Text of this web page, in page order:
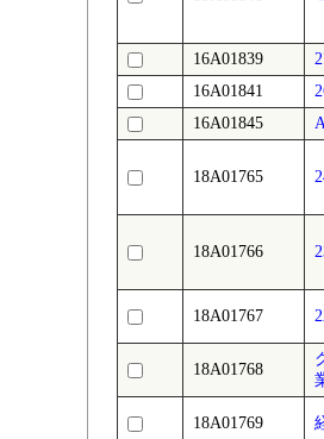
16A01839
16A01841
16A01845
18A01765
18A01766
18A01767
18A01768
18A01769